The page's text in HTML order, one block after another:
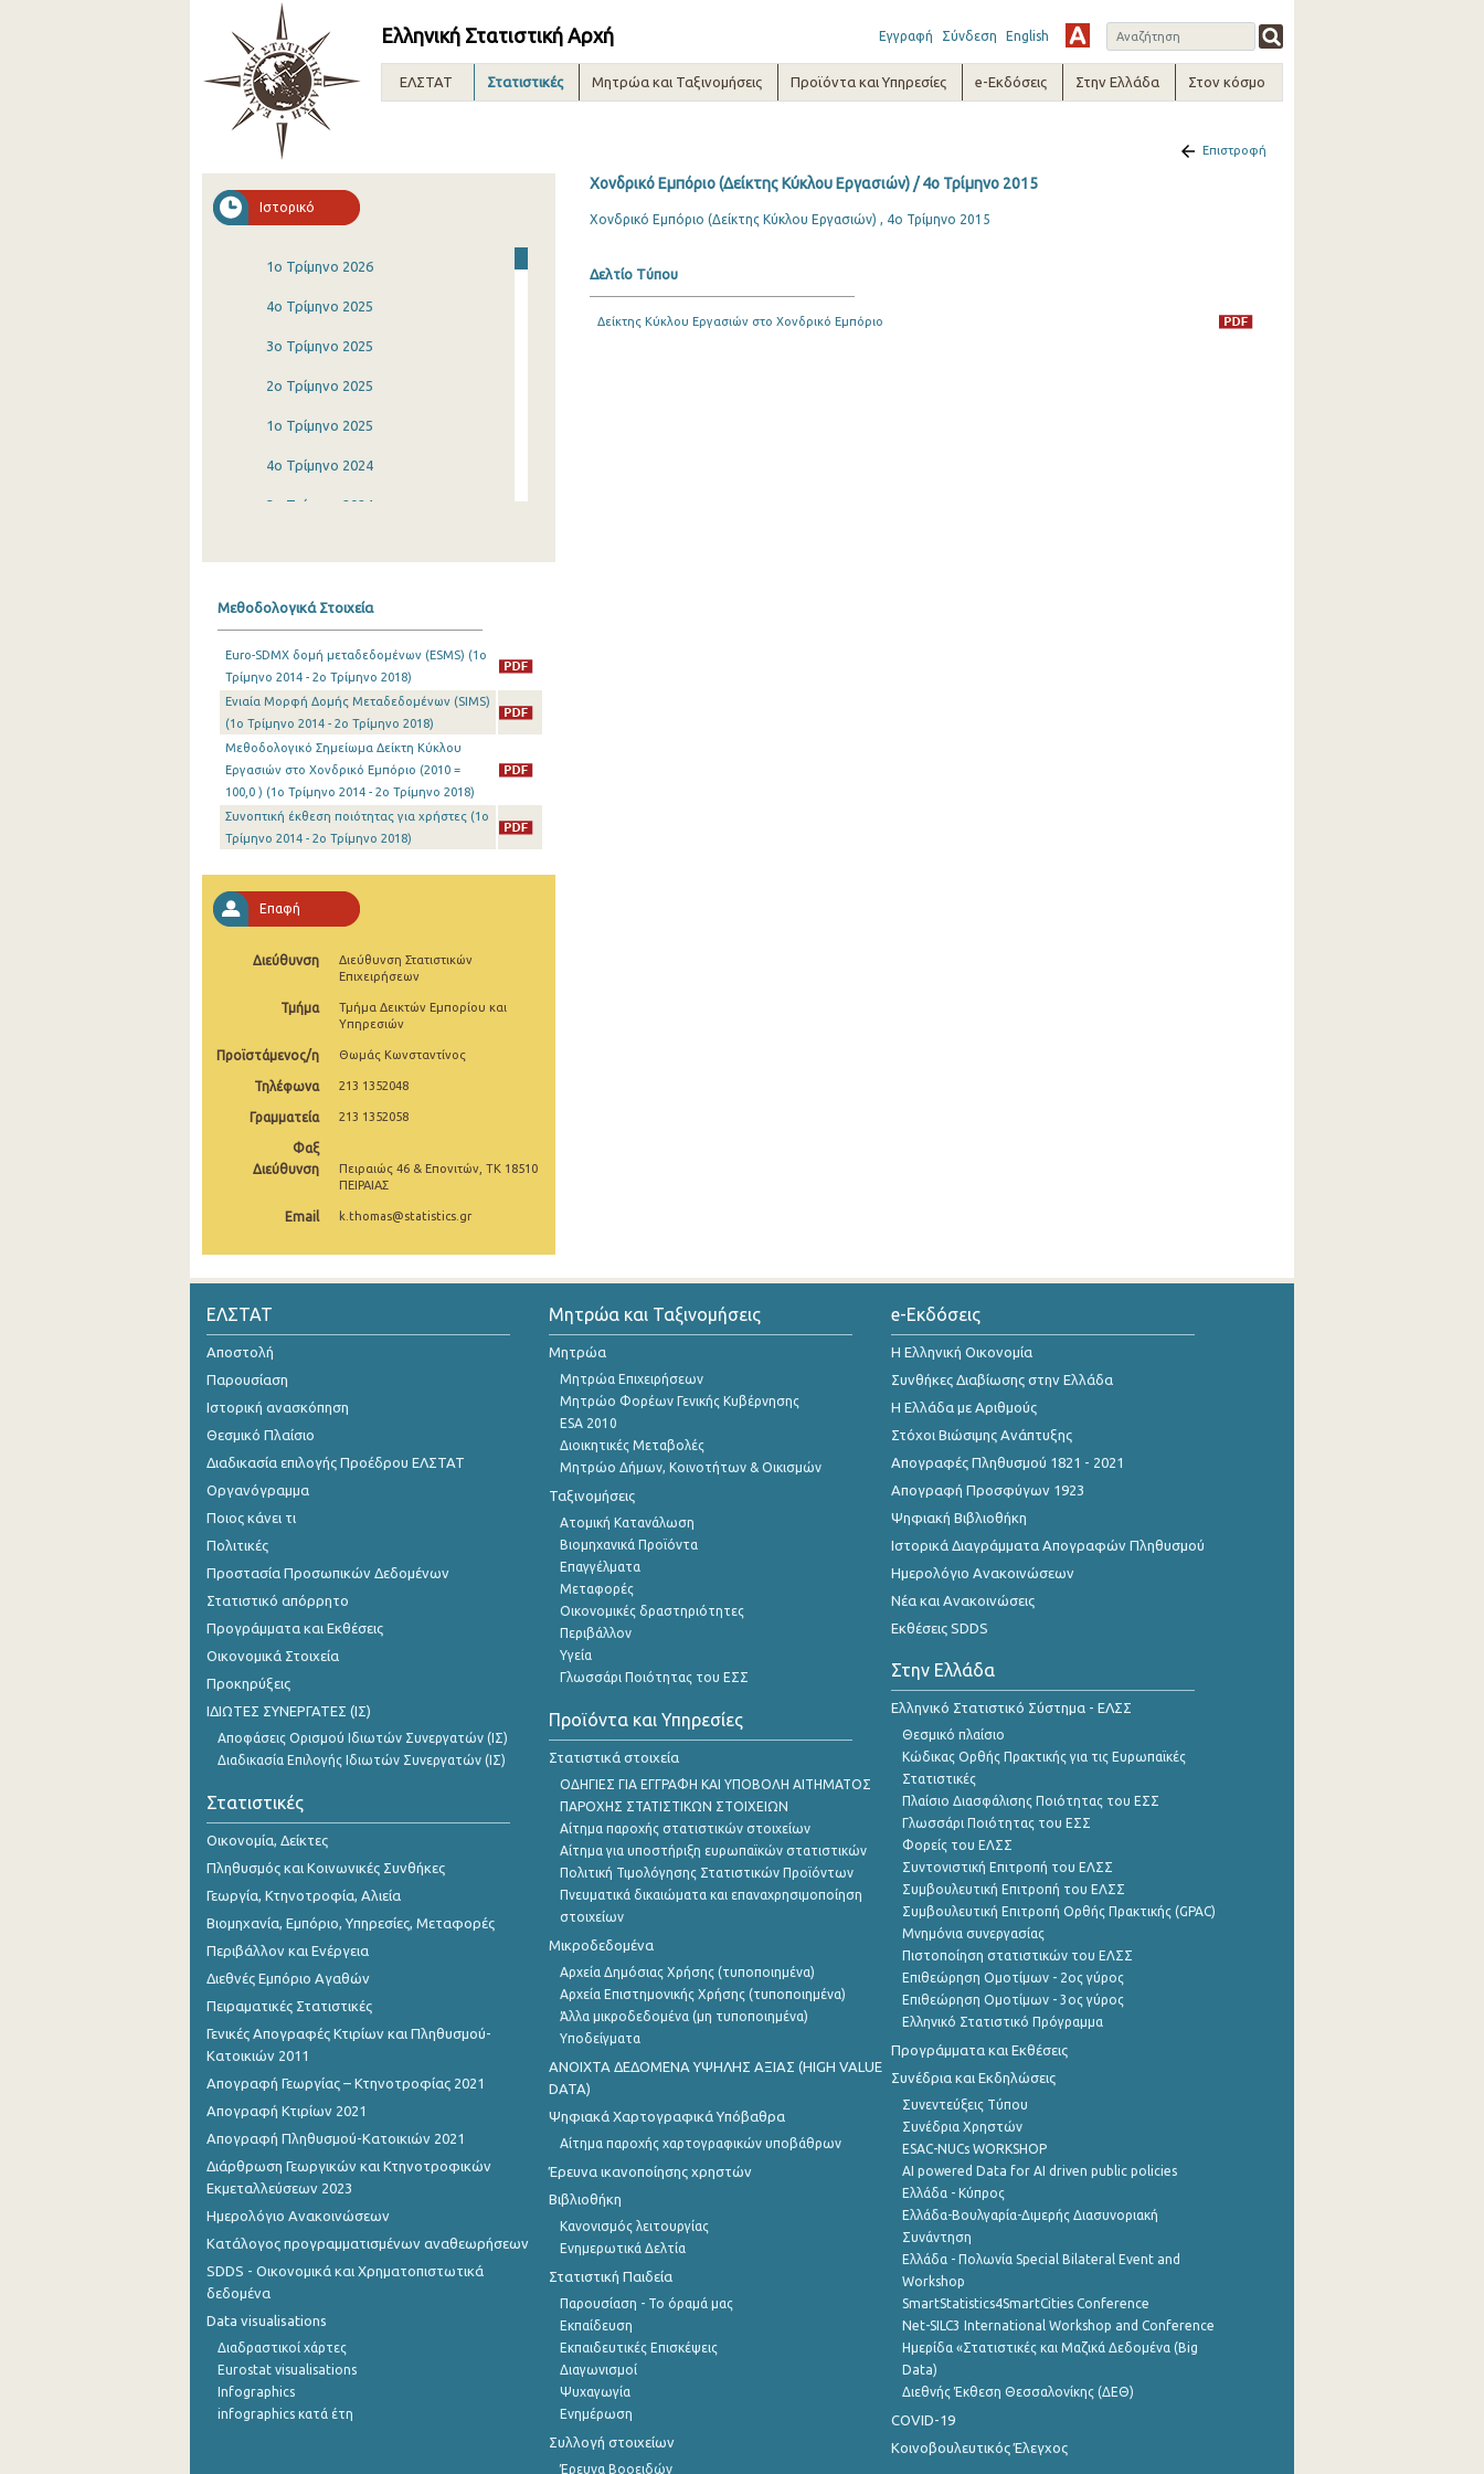
Ελληνική Στατιστική Αρχή Εγγραφή Σύνδεση English
ΕΛΣΤΑΤ Στατιστικές Μητρώα και Ταξινομήσεις Προϊόντα και Υπηρεσίες e-Εκδόσεις Στην Ελλάδα Στον κόσμο
Ιστορικό
1o Τρίμηνο 2026
4o Τρίμηνο 2025
3o Τρίμηνο 2025
2o Τρίμηνο 2025
1o Τρίμηνο 2025
4o Τρίμηνο 2024
3o Τρίμηνο 2024
3o Τρίμηνο 2023
2o Τρίμηνο 2023
1o Τρίμηνο 2023
4o Τρίμηνο 2022
3o Τρίμηνο 2022
1o Τρίμηνο 2022
3o Τρίμηνο 2021
2o Τρίμηνο 2021
1o Τρίμηνο 2021
3o Τρίμηνο 2020
2o Τρίμηνο 2020
1o Τρίμηνο 2020
2o Τρίμηνο 2019
1o Τρίμηνο 2019
4o Τρίμηνο 2018
3o Τρίμηνο 2018
2o Τρίμηνο 2018
4o Τρίμηνο 2017
2o Τρίμηνο 2017
4o Τρίμηνο 2016
2o Τρίμηνο 2016
4o Τρίμηνο 2015
2o Τρίμηνο 2015
1o Τρίμηνο 2015
4o Τρίμηνο 2014
3o Τρίμηνο 2014
2o Τρίμηνο 2014
1o Τρίμηνο 2014
4o Τρίμηνο 2013
3o Τρίμηνο 2013
2o Τρίμηνο 2013
4o Τρίμηνο 2012
3o Τρίμηνο 2012
Μεθοδολογικά Στοιχεία
Euro-SDMX δομή μεταδεδομένων (ESMS) (1o
Τρίμηνο 2014 - 2o Τρίμηνο 2018)
Ενιαία Μορφή Δομής Μεταδεδομένων (SIMS)
(1o Τρίμηνο 2014 - 2o Τρίμηνο 2018)
Μεθοδολογικό Σημείωμα Δείκτη Κύκλου
Εργασιών στο Χονδρικό Εμπόριο (2010 =
100,0 ) (1o Τρίμηνο 2014 - 2o Τρίμηνο 2018)
Συνοπτική έκθεση ποιότητας για χρήστες (1o
Τρίμηνο 2014 - 2o Τρίμηνο 2018)
Επαφή
Διεύθυνση
Διεύθυνση Στατιστικών
Επιχειρήσεων
Τμήμα
Τμήμα Δεικτών Εμπορίου και
Υπηρεσιών
Προϊστάμενος/η Θωμάς Κωνσταντίνος
Τηλέφωνα 213 1352048
Γραμματεία 213 1352058
Φαξ
Διεύθυνση
Πειραιώς 46 & Επονιτών, ΤΚ 18510
ΠΕΙΡΑΙΑΣ
Email k.thomas@statistics.gr
Επιστροφή
Χονδρικό Εμπόριο (Δείκτης Κύκλου Εργασιών) / 4o Τρίμηνο 2015
Χονδρικό Εμπόριο (Δείκτης Κύκλου Εργασιών) , 4ο Τρίμηνο 2015
Δελτίο Τύπου
Δείκτης Κύκλου Εργασιών στο Χονδρικό Εμπόριο
ΕΛΣΤΑΤ
Αποστολή
Παρουσίαση
Ιστορική ανασκόπηση
Θεσμικό Πλαίσιο
Διαδικασία επιλογής Προέδρου ΕΛΣΤΑΤ
Οργανόγραμμα
Ποιος κάνει τι
Πολιτικές
Προστασία Προσωπικών Δεδομένων
Στατιστικό απόρρητο
Προγράμματα και Εκθέσεις
Οικονομικά Στοιχεία
Προκηρύξεις
ΙΔΙΩΤΕΣ ΣΥΝΕΡΓΑΤΕΣ (ΙΣ)
Αποφάσεις Ορισμού Ιδιωτών Συνεργατών (ΙΣ)
Διαδικασία Επιλογής Ιδιωτών Συνεργατών (ΙΣ)
Στατιστικές
Οικονομία, Δείκτες
Πληθυσμός και Κοινωνικές Συνθήκες
Γεωργία, Κτηνοτροφία, Αλιεία
Βιομηχανία, Εμπόριο, Υπηρεσίες, Μεταφορές
Περιβάλλον και Ενέργεια
Διεθνές Εμπόριο Αγαθών
Πειραματικές Στατιστικές
Γενικές Απογραφές Κτιρίων και Πληθυσμού-
Κατοικιών 2011
Απογραφή Γεωργίας – Κτηνοτροφίας 2021
Απογραφή Κτιρίων 2021
Απογραφή Πληθυσμού-Κατοικιών 2021
Διάρθρωση Γεωργικών και Κτηνοτροφικών
Εκμεταλλεύσεων 2023
Ημερολόγιο Ανακοινώσεων
Κατάλογος προγραμματισμένων αναθεωρήσεων
SDDS - Οικονομικά και Χρηματοπιστωτικά
δεδομένα
Data visualisations
Διαδραστικοί χάρτες
Eurostat visualisations
Infographics
infographics κατά έτη
Μητρώα και Ταξινομήσεις
Μητρώα
Μητρώα Επιχειρήσεων
Μητρώο Φορέων Γενικής Κυβέρνησης
ESA 2010
Διοικητικές Μεταβολές
Μητρώο Δήμων, Κοινοτήτων & Οικισμών
Ταξινομήσεις
Ατομική Κατανάλωση
Βιομηχανικά Προϊόντα
Επαγγέλματα
Μεταφορές
Οικονομικές δραστηριότητες
Περιβάλλον
Υγεία
Γλωσσάρι Ποιότητας του ΕΣΣ
Προϊόντα και Υπηρεσίες
Στατιστικά στοιχεία
ΟΔΗΓΙΕΣ ΓΙΑ ΕΓΓΡΑΦΗ ΚΑΙ ΥΠΟΒΟΛΗ ΑΙΤΗΜΑΤΟΣ
ΠΑΡΟΧΗΣ ΣΤΑΤΙΣΤΙΚΩΝ ΣΤΟΙΧΕΙΩΝ
Αίτημα παροχής στατιστικών στοιχείων
Αίτημα για υποστήριξη ευρωπαϊκών στατιστικών
Πολιτική Τιμολόγησης Στατιστικών Προϊόντων
Πνευματικά δικαιώματα και επαναχρησιμοποίηση
στοιχείων
Μικροδεδομένα
Αρχεία Δημόσιας Χρήσης (τυποποιημένα)
Αρχεία Επιστημονικής Χρήσης (τυποποιημένα)
Άλλα μικροδεδομένα (μη τυποποιημένα)
Υποδείγματα
ANOIXTA ΔΕΔΟΜΕΝΑ ΥΨΗΛΗΣ ΑΞΙΑΣ (HIGH VALUE
DATA)
Ψηφιακά Χαρτογραφικά Υπόβαθρα
Αίτημα παροχής χαρτογραφικών υποβάθρων
Έρευνα ικανοποίησης χρηστών
Βιβλιοθήκη
Κανονισμός λειτουργίας
Ενημερωτικά Δελτία
Στατιστική Παιδεία
Παρουσίαση - Το όραμά μας
Εκπαίδευση
Εκπαιδευτικές Επισκέψεις
Διαγωνισμοί
Ψυχαγωγία
Ενημέρωση
Συλλογή στοιχείων
Έρευνα Βοοειδών
e-Εκδόσεις
Η Ελληνική Οικονομία
Συνθήκες Διαβίωσης στην Ελλάδα
Η Ελλάδα με Αριθμούς
Στόχοι Βιώσιμης Ανάπτυξης
Απογραφές Πληθυσμού 1821 - 2021
Απογραφή Προσφύγων 1923
Ψηφιακή Βιβλιοθήκη
Ιστορικά Διαγράμματα Απογραφών Πληθυσμού
Ημερολόγιο Ανακοινώσεων
Νέα και Ανακοινώσεις
Εκθέσεις SDDS
Στην Ελλάδα
Ελληνικό Στατιστικό Σύστημα - ΕΛΣΣ
Θεσμικό πλαίσιο
Κώδικας Ορθής Πρακτικής για τις Ευρωπαϊκές
Στατιστικές
Πλαίσιο Διασφάλισης Ποιότητας του ΕΣΣ
Γλωσσάρι Ποιότητας του ΕΣΣ
Φορείς του ΕΛΣΣ
Συντονιστική Επιτροπή του ΕΛΣΣ
Συμβουλευτική Επιτροπή του ΕΛΣΣ
Συμβουλευτική Επιτροπή Ορθής Πρακτικής (GPAC)
Μνημόνια συνεργασίας
Πιστοποίηση στατιστικών του ΕΛΣΣ
Επιθεώρηση Ομοτίμων - 2ος γύρος
Επιθεώρηση Ομοτίμων - 3ος γύρος
Ελληνικό Στατιστικό Πρόγραμμα
Προγράμματα και Εκθέσεις
Συνέδρια και Εκδηλώσεις
Συνεντεύξεις Τύπου
Συνέδρια Χρηστών
ESAC-NUCs WORKSHOP
AI powered Data for AI driven public policies
Ελλάδα - Κύπρος
Ελλάδα-Βουλγαρία-Διμερής Διασυνοριακή
Συνάντηση
Ελλάδα - Πολωνία Special Bilateral Event and
Workshop
SmartStatistics4SmartCities Conference
Net-SILC3 International Workshop and Conference
Ημερίδα «Στατιστικές και Μαζικά Δεδομένα (Big
Data)
Διεθνής Έκθεση Θεσσαλονίκης (ΔΕΘ)
COVID-19
Κοινοβουλευτικός Έλεγχος